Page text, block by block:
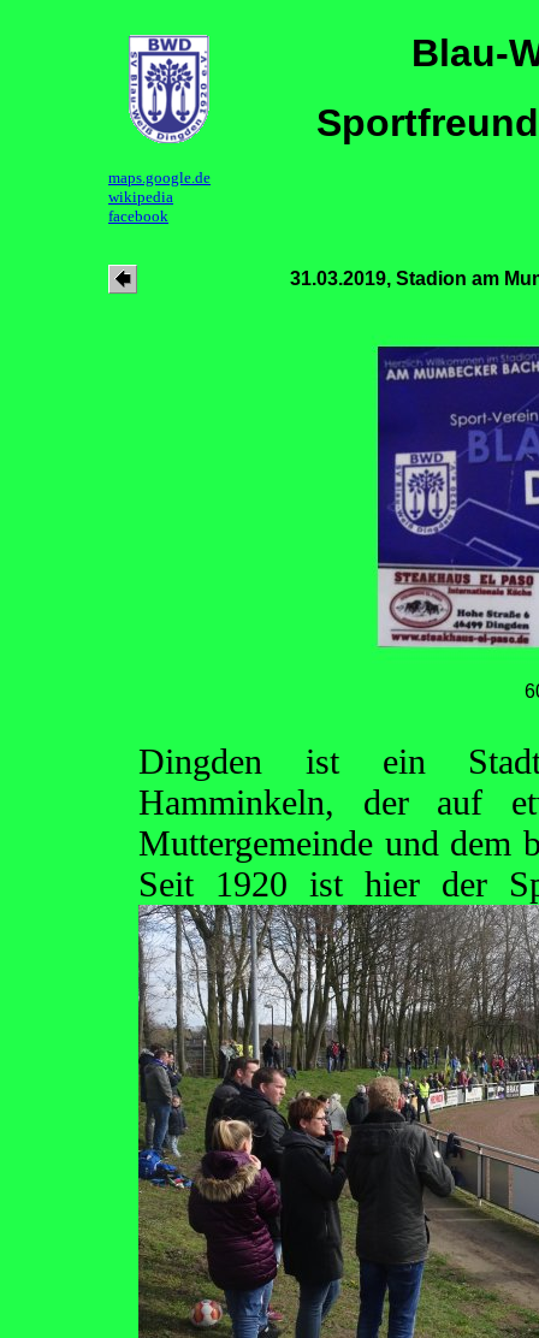
Blau-
maps.google.de
wikipedia
facebook
31.03.2019, Stadion am
Dingden ist ein
Hamminkeln, der auf
Muttergemeinde und dem
Seit 1920 ist hier der